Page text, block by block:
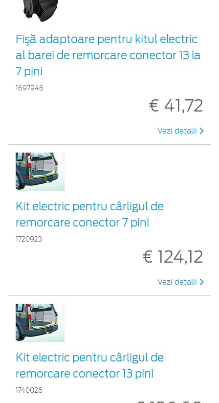
Fişă adaptoare pentru kitul electric
al barei de remorcare conector 13 la
7 pini
1697946
€ 41,72
Vezi detalii
Kit electric pentru cârligul de
remorcare conector 7 pini
1720923
€ 124,12
Vezi detalii
Kit electric pentru cârligul de
remorcare conector 13 pini
1740026